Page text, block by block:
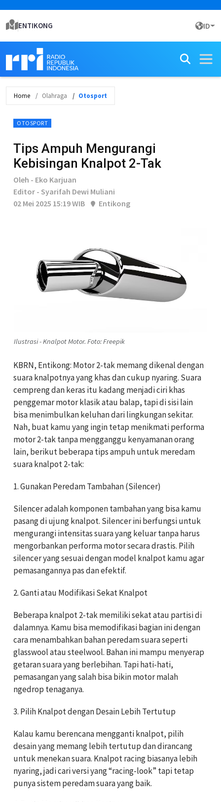
ENTIKONG ID
Home Olahraga Otosport
OTOSPORT
Tips Ampuh Mengurangi
Kebisingan Knalpot 2-Tak
Oleh - Eko Karjuan
Editor - Syarifah Dewi Muliani
02 Mei 2025 15:19 WIB
Entikong
Ilustrasi - Knalpot Motor. Foto: Freepik
KBRN, Entikong: Motor 2-tak memang dikenal dengan
suara knalpotnya yang khas dan cukup nyaring. Suara
cempreng dan keras itu kadang menjadi ciri khas
penggemar motor klasik atau balap, tapi di sisi lain
bisa menimbulkan keluhan dari lingkungan sekitar.
Nah, buat kamu yang ingin tetap menikmati performa
motor 2-tak tanpa mengganggu kenyamanan orang
lain, berikut beberapa tips ampuh untuk meredam
suara knalpot 2-tak:
1. Gunakan Peredam Tambahan (Silencer)
Silencer adalah komponen tambahan yang bisa kamu
pasang di ujung knalpot. Silencer ini berfungsi untuk
mengurangi intensitas suara yang keluar tanpa harus
mengorbankan performa motor secara drastis. Pilih
silencer yang sesuai dengan model knalpot kamu agar
pemasangannya pas dan efektif.
2. Ganti atau Modifikasi Sekat Knalpot
Beberapa knalpot 2-tak memiliki sekat atau partisi di
dalamnya. Kamu bisa memodifikasi bagian ini dengan
cara menambahkan bahan peredam suara seperti
glasswool atau steelwool. Bahan ini mampu menyerap
getaran suara yang berlebihan. Tapi hati-hati,
pemasangan yang salah bisa bikin motor malah
ngedrop tenaganya.
3. Pilih Knalpot dengan Desain Lebih Tertutup
Kalau kamu berencana mengganti knalpot, pilih
desain yang memang lebih tertutup dan dirancang
untuk menekan suara. Knalpot racing biasanya lebih
nyaring, jadi cari versi yang “racing-look” tapi tetap
punya sistem peredam suara yang baik.